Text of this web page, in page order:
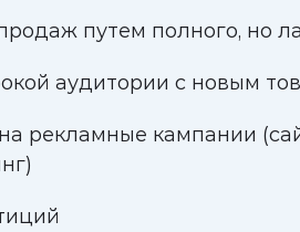
путем полного, но
аудитории с новым
рекламные кампании